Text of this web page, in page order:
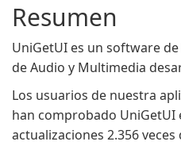
Resumen
UniGetUI es un software
de Audio y Multimedia
Los usuarios de nuestra
han comprobado UniGetUI
actualizaciones 2.356